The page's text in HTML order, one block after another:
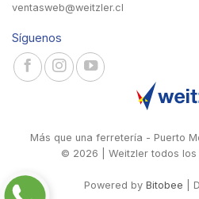
ventasweb@weitzler.cl
Síguenos
Más que una ferretería - Puerto
© 2026 | Weitzler todos
Powered by Bitobee |